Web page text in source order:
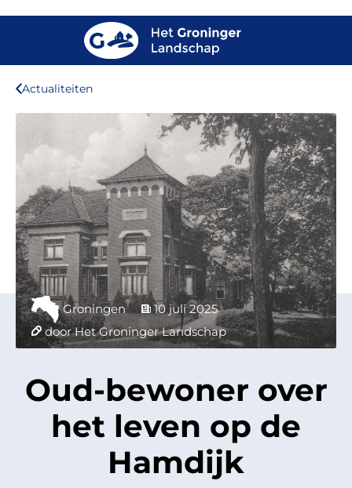
Actualiteiten
Groningen
10 juli 2025
door Het Groninger Landschap
Oud-bewoner over
het leven op de
Hamdijk